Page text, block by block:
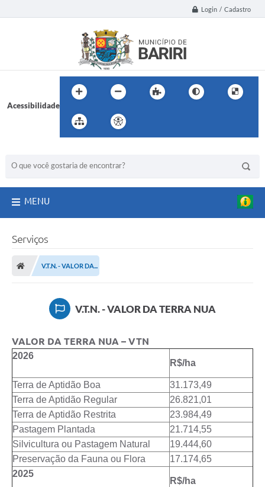
Login / Cadastro
Acessibilidade
MENU
Serviços
V.T.N. - VALOR DA...
V.T.N. - VALOR DA TERRA NUA
VALOR DA TERRA NUA – VTN
2026
R$/ha
Terra de Aptidão Boa
31.173,49
Terra de Aptidão Regular
26.821,01
Terra de Aptidão Restrita
23.984,49
Pastagem Plantada
21.714,55
Silvicultura ou Pastagem Natural
19.444,60
Preservação da Fauna ou Flora
17.174,65
2025
R$/ha